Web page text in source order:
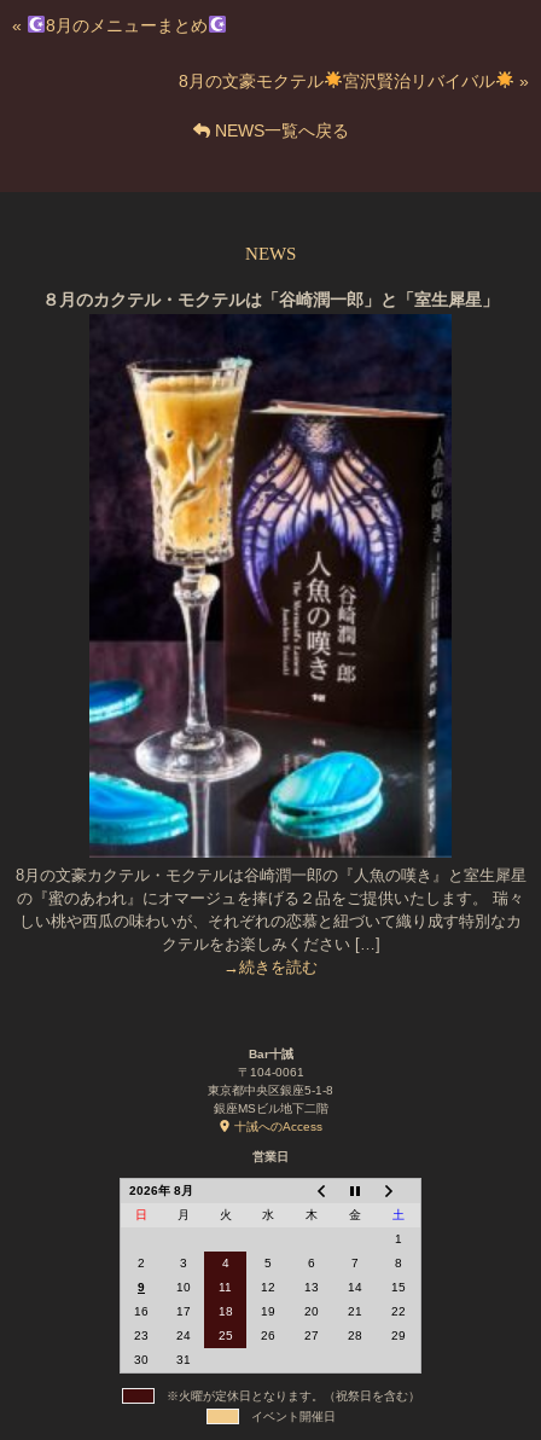
« 8月のメニューまとめ
8月の文豪モクテル 宮沢賢治リバイバル »
NEWS一覧へ戻る
NEWS
８月のカクテル・モクテルは「谷崎潤一郎」と「室生犀星」
8月の文豪カクテル・モクテルは谷崎潤一郎の『人魚の嘆き』と室生犀星
の『蜜のあわれ』にオマージュを捧げる２品をご提供いたします。 瑞々
しい桃や西瓜の味わいが、それぞれの恋慕と紐づいて織り成す特別なカ
クテルをお楽しみください […]
→続きを読む
Bar十誡
〒104-0061
東京都中央区銀座5-1-8
銀座MSビル地下二階
十誡へのAccess
営業日
2026年 8月
日
月 火 水 木 金
土
1
2
3 4 5 6 7
8
9
10 11 12 13 14
15
16
17 18 19 20 21
22
23
24 25 26 27 28
29
30
31
※火曜が定休日となります。（祝祭日を含む）
イベント開催日